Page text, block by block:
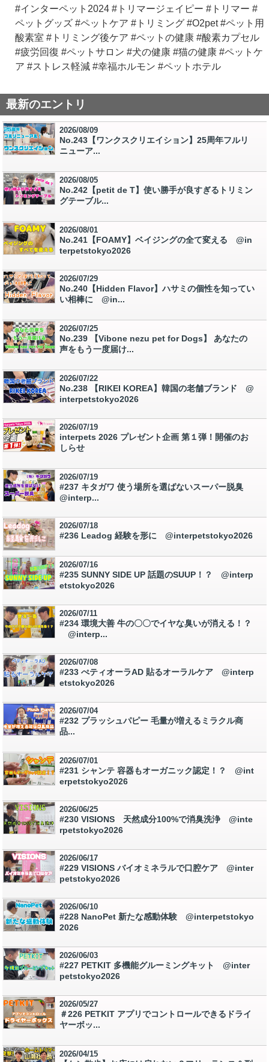
#インターペット2024 #トリマージェイピー #トリマー #
ペットグッズ #ペットケア #トリミング #O2pet #ペット用
酸素室 #トリミング後ケア #ペットの健康 #酸素カプセル
#疲労回復 #ペットサロン #犬の健康 #猫の健康 #ペットケ
ア #ストレス軽減 #幸福ホルモン #ペットホテル
最新のエントリ
2026/08/09
No.243【ワンクスクリエイション】25周年フルリ
ニューア...
2026/08/05
No.242【petit de T】使い勝手が良すぎるトリミン
グテーブル...
2026/08/01
No.241【FOAMY】ベイジングの全て変える @in
terpetstokyo2026
2026/07/29
No.240【Hidden Flavor】ハサミの個性を知ってい
い相棒に @in...
2026/07/25
No.239 【Vibone nezu pet for Dogs】 あなたの
声をもう一度届け...
2026/07/22
No.238 【RIKEI KOREA】韓国の老舗ブランド @
interpetstokyo2026
2026/07/19
interpets 2026 プレゼント企画 第１弾！開催のお
しらせ
2026/07/19
#237 キタガワ 使う場所を選ばないスーパー脱臭
@interp...
2026/07/18
#236 Leadog 経験を形に @interpetstokyo2026
2026/07/16
#235 SUNNY SIDE UP 話題のSUUP！？ @interp
etstokyo2026
2026/07/11
#234 環境大善 牛の〇〇でイヤな臭いが消える！？
@interp...
2026/07/08
#233 ぺティオーラAD 貼るオーラルケア @interp
etstokyo2026
2026/07/04
#232 プラッシュパピー 毛量が増えるミラクル商
品...
2026/07/01
#231 シャンテ 容器もオーガニック認定！？ @int
erpetstokyo2026
2026/06/25
#230 VISIONS 天然成分100%で消臭洗浄 @inte
rpetstokyo2026
2026/06/17
#229 VISIONS バイオミネラルで口腔ケア @inter
petstokyo2026
2026/06/10
#228 NanoPet 新たな感動体験 @interpetstokyo
2026
2026/06/03
#227 PETKIT 多機能グルーミングキット @inter
petstokyo2026
2026/05/27
＃226 PETKIT アプリでコントロールできるドライ
ヤーボッ...
2026/04/15